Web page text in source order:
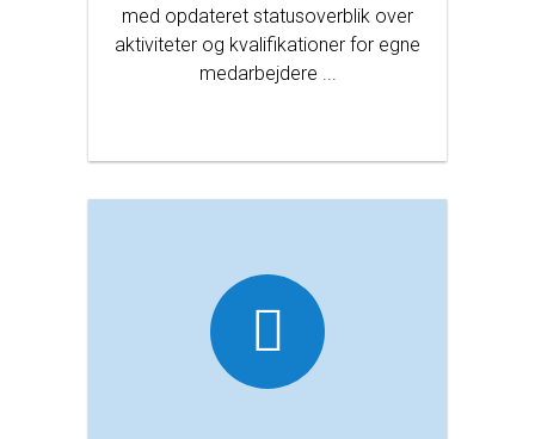
med opdateret statusoverblik over
aktiviteter og kvalifikationer for egne
medarbejdere ...